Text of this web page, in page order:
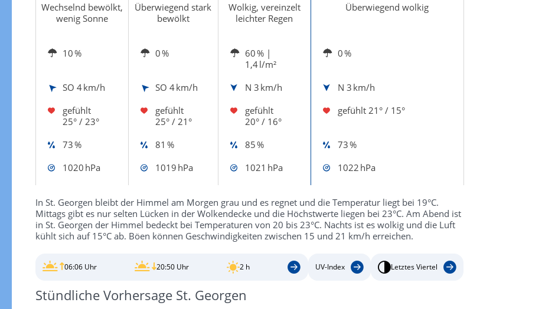
Wechselnd bewölkt,
wenig Sonne
Überwiegend stark
bewölkt
Wolkig, vereinzelt
leichter Regen
Überwiegend wolkig
10 % 0 % 60 % |
1,4 l/m²
0 %
SO 4 km/h SO 4 km/h N 3 km/h N 3 km/h
gefühlt
25° / 23°
gefühlt
25° / 21°
gefühlt
20° / 16°
gefühlt 21° / 15°
73 % 81 % 85 %
73 %
1020 hPa
1019 hPa 1021 hPa 1022 hPa
In St. Georgen bleibt der Himmel am Morgen grau und es regnet und die Temperatur liegt bei 19°C.
Mittags gibt es nur selten Lücken in der Wolkendecke und die Höchstwerte liegen bei 23°C. Am Abend ist
in St. Georgen der Himmel bedeckt bei Temperaturen von 20 bis 23°C. Nachts ist es wolkig und die Luft
kühlt sich auf 15°C ab. Böen können Geschwindigkeiten zwischen 15 und 21 km/h erreichen.
06:06 Uhr 20:50 Uhr 2 h UV-Index Letztes Viertel
Stündliche Vorhersage St. Georgen